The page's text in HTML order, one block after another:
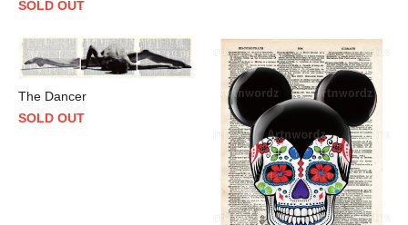
SOLD OUT
The Dancer
SOLD OUT